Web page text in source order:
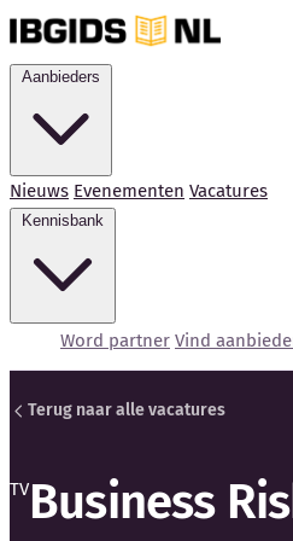
Nieuws Evenementen Vacatures
Word partner Vind
Terug naar alle vacatures
TVBusiness